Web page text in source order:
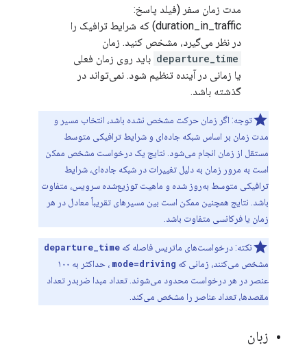
مدت زمان سفر (فیلد پاسخ:
duration_in_traffic) که شرایط ترافیک را
در نظر می‌گیرد، مشخص کنید. زمان
departure_time باید روی زمان فعلی
یا زمانی در آینده تنظیم شود. نمی‌تواند در
گذشته باشد.
توجه: اگر زمان حرکت مشخص نشده باشد، انتخاب مسیر و
مدت زمان بر اساس شبکه جاده‌ای و شرایط ترافیکی متوسط ​​
مستقل از زمان انجام می‌شود. نتایج یک درخواست مشخص ممکن
است به مرور زمان به دلیل تغییرات در شبکه جاده‌ای، شرایط
ترافیکی متوسط ​​به‌روز شده و ماهیت توزیع‌شده سرویس، متفاوت
باشد. نتایج همچنین ممکن است بین مسیرهای تقریباً معادل در هر
زمان یا فرکانسی متفاوت باشد.
نکته: درخواست‌های ماتریس فاصله که departure_time
مشخص می‌کنند، زمانی که mode=driving
، حداکثر به ۱۰۰
عنصر در هر درخواست محدود می‌شوند. تعداد مبدا ضربدر تعداد
مقصدها، تعداد عناصر را مشخص می‌کند.
زبان